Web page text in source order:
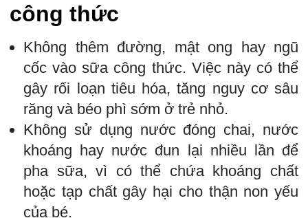
công thức
Không thêm đường, mật ong hay ngũ
cốc vào sữa công thức. Việc này có thể
gây rối loạn tiêu hóa, tăng nguy cơ sâu
răng và béo phì sớm ở trẻ nhỏ.
Không sử dụng nước đóng chai, nước
khoáng hay nước đun lại nhiều lần để
pha sữa, vì có thể chứa khoáng chất
hoặc tạp chất gây hại cho thận non yếu
của bé.